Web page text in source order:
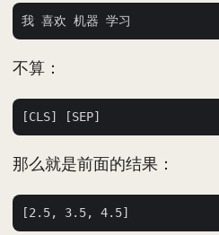
不算：
那么就是前面的结果：